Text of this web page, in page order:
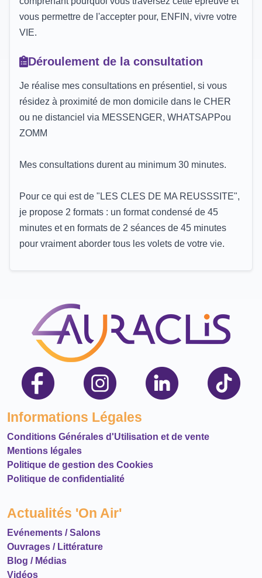
vous permettre de l'accepter pour, ENFIN, vivre votre
VIE.
Déroulement de la consultation
Je réalise mes consultations en présentiel, si vous
résidez à proximité de mon domicile dans le CHER
ou ne distanciel via MESSENGER, WHATSAPPou
ZOMM
Mes consultations durent au minimum 30 minutes.
Pour ce qui est de "LES CLES DE MA REUSSSITE",
je propose 2 formats : un format condensé de 45
minutes et en formats de 2 séances de 45 minutes
pour vraiment aborder tous les volets de votre vie.
Informations Légales
Conditions Générales d'Utilisation et de vente
Mentions légales
Politique de gestion des Cookies
Politique de confidentialité
Actualités 'On Air'
Evénements / Salons
Ouvrages / Littérature
Blog / Médias
Vidéos